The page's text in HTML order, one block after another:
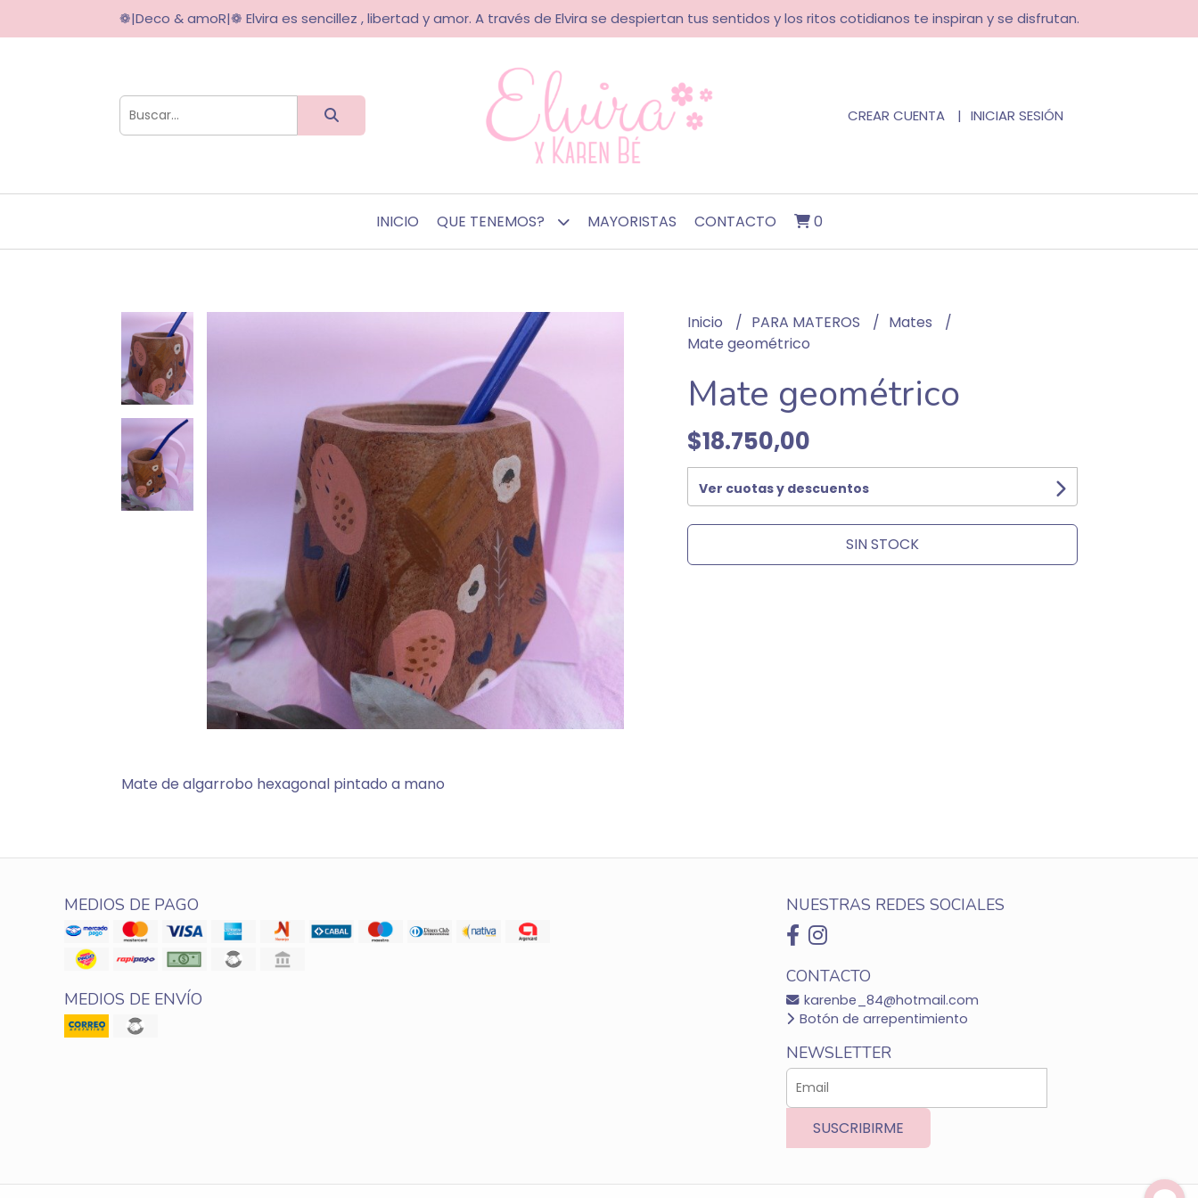
❁|Deco & amoR|❁ Elvira es sencillez , libertad y amor. A través de Elvira se despiertan tus sentidos y los ritos cotidianos te inspiran y se disfrutan.
CREAR CUENTA INICIAR SESIÓN
INICIO QUE TENEMOS? MAYORISTAS CONTACTO 0
Mate de algarrobo hexagonal pintado a mano
Inicio PARA MATEROS
Mates
Mate geométrico
Mate geométrico
$18.750,00
Ver cuotas y descuentos
SIN STOCK
MEDIOS DE PAGO
MEDIOS DE ENVÍO
NUESTRAS REDES SOCIALES
CONTACTO
karenbe_84@hotmail.com
Botón de arrepentimiento
NEWSLETTER
SUSCRIBIRME